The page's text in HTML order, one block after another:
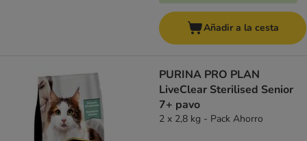
Añadir a la cesta
PURINA PRO PLAN
LiveClear Sterilised Senior
7+ pavo
2 x 2,8 kg - Pack Ahorro